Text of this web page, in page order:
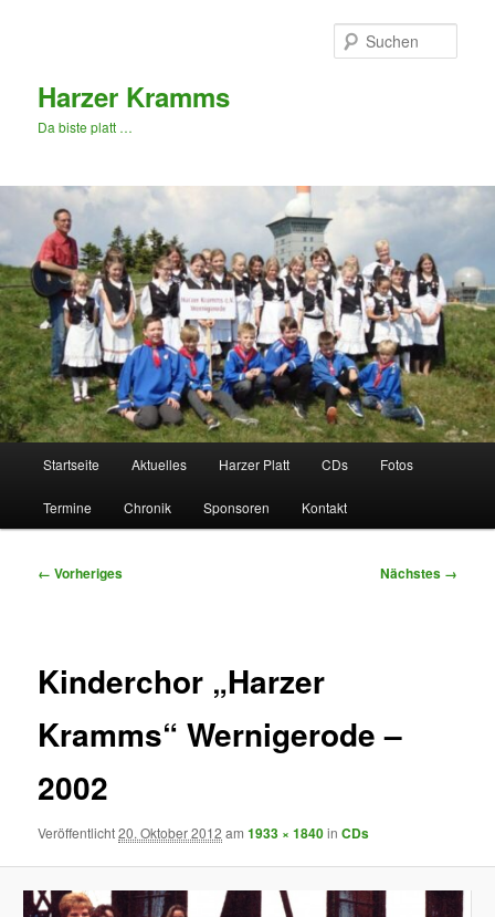
Harzer Kramms
Da biste platt …
Startseite Aktuelles Harzer Platt CDs Fotos
Termine Chronik Sponsoren Kontakt
Bilder-
← Vorheriges Nächstes →
Kinderchor „Harzer
Kramms“ Wernigerode –
2002
Veröffentlicht20. Oktober 2012 am1933 × 1840inCDs